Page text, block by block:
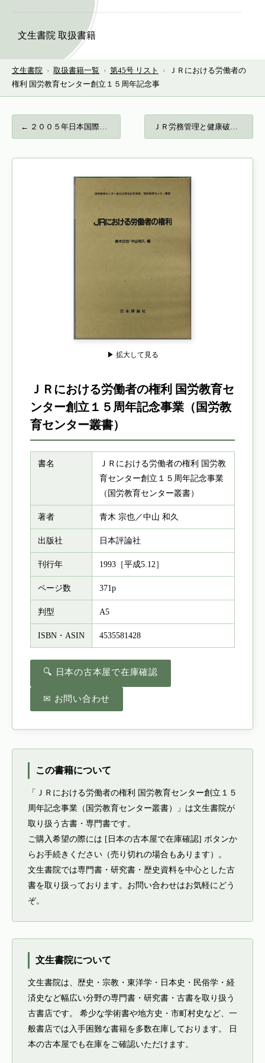
文生書院 取扱書籍
文生書院 › 取扱書籍一覧 › 第45号 リスト ›
ＪＲにおける労働者の
権利 国労教育センター創立１５周年記念事
← ２００５年日本国際博覧会愛知県記録誌 ［… ＪＲ労務管理と健康破壊 国労教育センター… →
▶ 拡大して見る
ＪＲにおける労働者の権利 国労教育セ
ンター創立１５周年記念事業（国労教
育センター叢書）
書名
ＪＲにおける労働者の権利 国労教
育センター創立１５周年記念事業
（国労教育センター叢書）
著者 青木 宗也／中山 和久
出版社 日本評論社
刊行年 1993［平成5.12］
ページ数 371p
判型 A5
ISBN・ASIN 4535581428
🔍 日本の古本屋で在庫確認
✉ お問い合わせ
この書籍について
「ＪＲにおける労働者の権利 国労教育センター創立１５
周年記念事業（国労教育センター叢書）」は文生書院が
取り扱う古書・専門書です。
ご購入希望の際には [日本の古本屋で在庫確認] ボタンか
らお手続きください（売り切れの場合もあります）。
文生書院では専門書・研究書・歴史資料を中心とした古
書を取り扱っております。お問い合わせはお気軽にどう
ぞ。
文生書院について
文生書院は、歴史・宗教・東洋学・日本史・民俗学・経
済史など幅広い分野の専門書・研究書・古書を取り扱う
古書店です。 希少な学術書や地方史・市町村史など、一
般書店では入手困難な書籍を多数在庫しております。 日
本の古本屋でも在庫をご確認いただけます。